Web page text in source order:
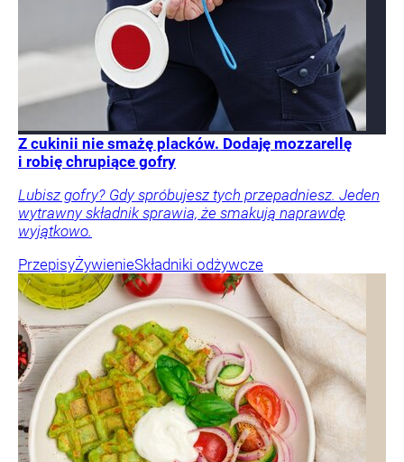
Z cukinii nie smażę placków. Dodaję mozzarellę
i robię chrupiące gofry
Lubisz gofry? Gdy spróbujesz tych przepadniesz. Jeden
wytrawny składnik sprawia, że smakują naprawdę
wyjątkowo.
PrzepisyŻywienieSkładniki odżywcze